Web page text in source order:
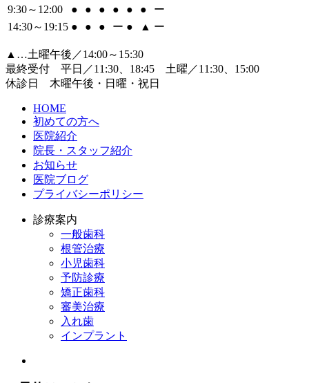
9:30～12:00
● ● ● ● ● ●
ー
14:30～19:15 ● ● ● ー ● ▲ ー
▲…土曜午後／14:00～15:30
最終受付 平日／11:30、18:45 土曜／11:30、15:00
休診日 木曜午後・日曜・祝日
HOME
初めての方へ
医院紹介
院長・スタッフ紹介
お知らせ
医院ブログ
プライバシーポリシー
診療案内
一般歯科
根管治療
小児歯科
予防診療
矯正歯科
審美治療
入れ歯
インプラント